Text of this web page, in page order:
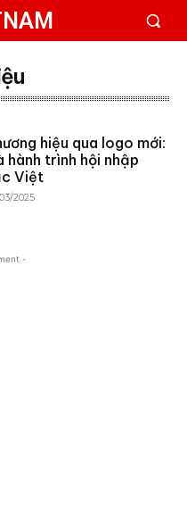
hiệu qua logo mới:
hành trình hội nhập
Việt
2025
-